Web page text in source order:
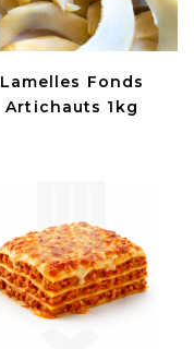
Lamelles Fonds
Artichauts 1kg